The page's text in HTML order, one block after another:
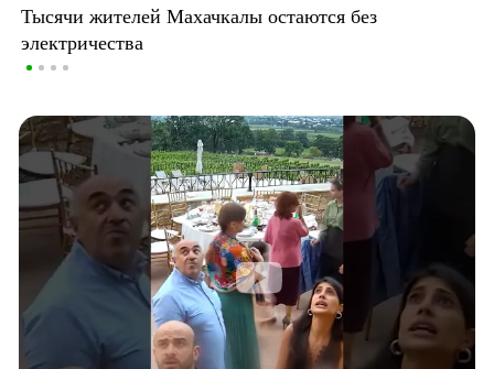
Тысячи жителей Махачкалы остаются без
электричества